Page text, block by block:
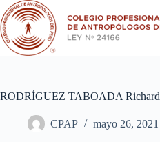
Saltar
al
contenido
RODRÍGUEZ TABOADA Richard
CPAP mayo 26, 2021